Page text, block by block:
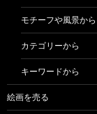
モチーフや風景から
カテゴリーから
キーワードから
絵画を売る